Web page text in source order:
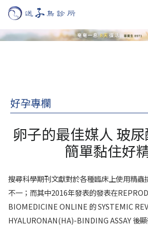
好孕專欄
卵子的最佳媒人 玻
簡單黏住好
搜尋科學期刊文獻對於各種臨床上使用精蟲
不一；而其中2016年發表的發表在
BIOMEDICINE ONLINE 的 SYSTEMIC
HYALURONAN(HA)-BINDING ASSAY 後